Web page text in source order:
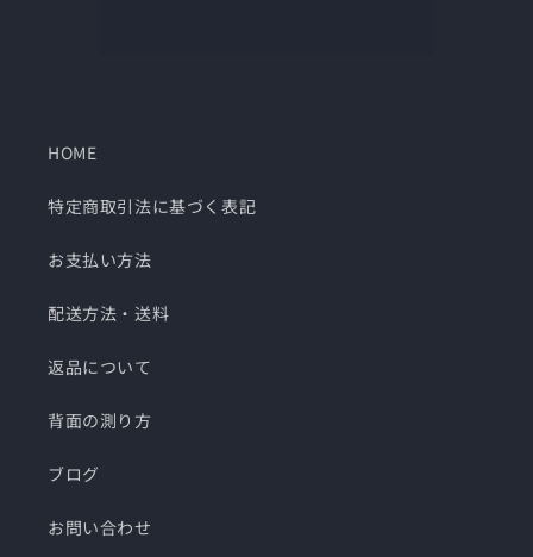
HOME
特定商取引法に基づく表記
お支払い方法
配送方法・送料
返品について
背面の測り方
ブログ
お問い合わせ